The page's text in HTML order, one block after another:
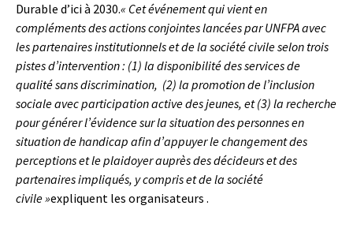
Durable d’ici à 2030.« Cet événement qui vient en
compléments des actions conjointes lancées par UNFPA avec
les partenaires institutionnels et de la société civile selon trois
pistes d’intervention : (1) la disponibilité des services de
qualité sans discrimination, (2) la promotion de l’inclusion
sociale avec participation active des jeunes, et (3) la recherche
pour générer l’évidence sur la situation des personnes en
situation de handicap afin d’appuyer le changement des
perceptions et le plaidoyer auprès des décideurs et des
partenaires impliqués, y compris et de la société
civile »expliquent les organisateurs .